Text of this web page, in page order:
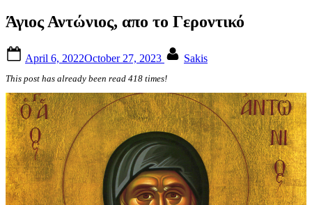
Άγιος Αντώνιος, απο το Γεροντικό
on
April 6, 2022October 27, 2023 Sakis
This post has already been read 418 times!